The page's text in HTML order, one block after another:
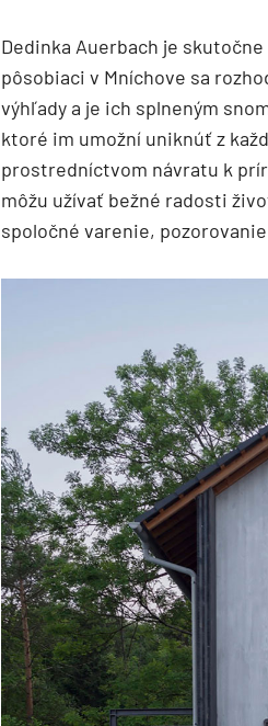
Dedinka Auerbach je
pôsobiaci v Mníchove sa
výhľady a je ich splneným
ktoré im umožní uniknúť z
prostredníctvom návratu k
môžu užívať bežné radosti
spoločné varenie,